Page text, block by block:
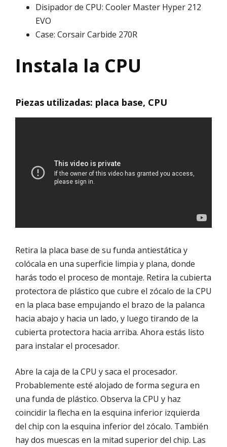
Disipador de CPU: Cooler Master Hyper 212
EVO
Case: Corsair Carbide 270R
Instala la CPU
Piezas utilizadas: placa base, CPU
Retira la placa base de su funda antiestática y
colócala en una superficie limpia y plana, donde
harás todo el proceso de montaje. Retira la cubierta
protectora de plástico que cubre el zócalo de la CPU
en la placa base empujando el brazo de la palanca
hacia abajo y hacia un lado, y luego tirando de la
cubierta protectora hacia arriba. Ahora estás listo
para instalar el procesador.
Abre la caja de la CPU y saca el procesador.
Probablemente esté alojado de forma segura en
una funda de plástico. Observa la CPU y haz
coincidir la flecha en la esquina inferior izquierda
del chip con la esquina inferior del zócalo. También
hay dos muescas en la mitad superior del chip. Las